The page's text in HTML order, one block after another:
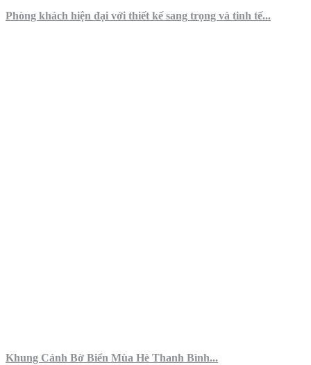
Phòng khách hiện đại với thiết kế sang trọng và tinh tế...
Khung Cảnh Bờ Biển Mùa Hè Thanh Bình...